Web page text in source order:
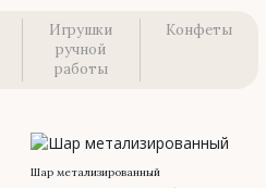
Игрушки
ручной
работы
Конфеты
Шар метализированный